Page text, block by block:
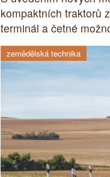
kompaktních traktorů
terminál a četné
zemědělská technika